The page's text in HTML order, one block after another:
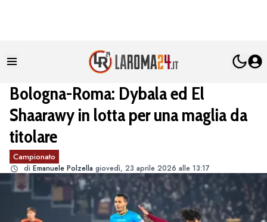
Bologna-Roma: Dybala ed El
Shaarawy in lotta per una maglia da
titolare
Campionato
di Emanuele Polzella giovedì, 23 aprile 2026 alle 13:17